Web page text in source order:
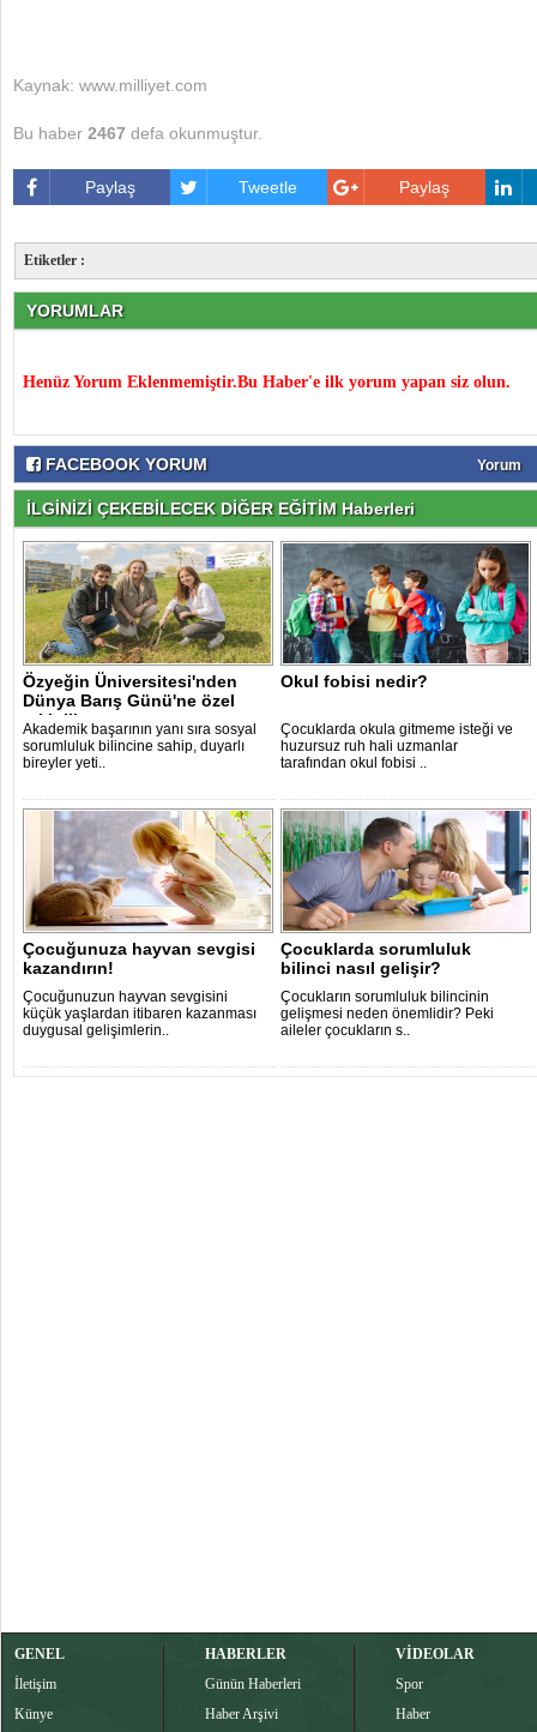
Kaynak: www.milliyet.com
Bu haber 2467 defa okunmuştur.
Paylaş Tweetle Paylaş
Etiketler :
YORUMLAR
Henüz Yorum Eklenmemiştir.Bu Haber'e ilk yorum yapan siz olun.
FACEBOOK YORUM Yorum
İLGİNİZİ ÇEKEBİLECEK DİĞER EĞİTİM Haberleri
Özyeğin Üniversitesi'nden
Dünya Barış Günü'ne özel
etkinlik..
Akademik başarının yanı sıra sosyal
sorumluluk bilincine sahip, duyarlı
bireyler yeti..
Okul fobisi nedir?
Çocuklarda okula gitmeme isteği ve
huzursuz ruh hali uzmanlar
tarafından okul fobisi ..
Çocuğunuza hayvan sevgisi
kazandırın!
Çocuğunuzun hayvan sevgisini
küçük yaşlardan itibaren kazanması
duygusal gelişimlerin..
Çocuklarda sorumluluk
bilinci nasıl gelişir?
Çocukların sorumluluk bilincinin
gelişmesi neden önemlidir? Peki
aileler çocukların s..
GENEL
İletişim
Künye
HABERLER
Günün Haberleri
Haber Arşivi
VİDEOLAR
Spor
Haber